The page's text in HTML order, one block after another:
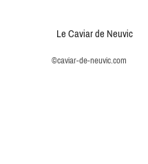
©caviar-de-neuvic.com